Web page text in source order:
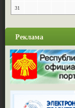
31
Реклама